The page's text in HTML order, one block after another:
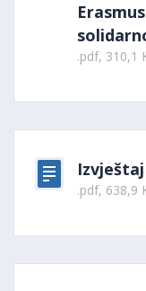
.pdf, 310,1
.pdf, 638,9